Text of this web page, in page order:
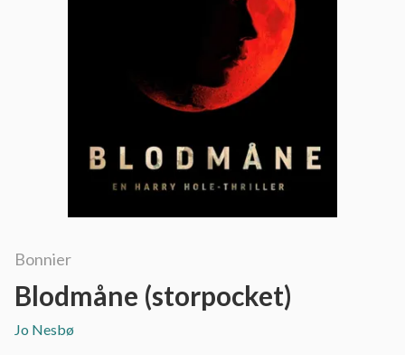
Bonnier
Blodmåne (storpocket)
Jo Nesbø